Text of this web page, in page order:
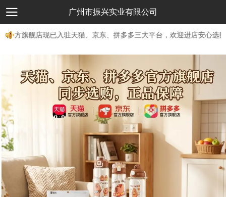
广州市振兴实业有限公司
旗舰店现已入驻天猫、京东、拼多多三大平台，欢迎进店安心选购